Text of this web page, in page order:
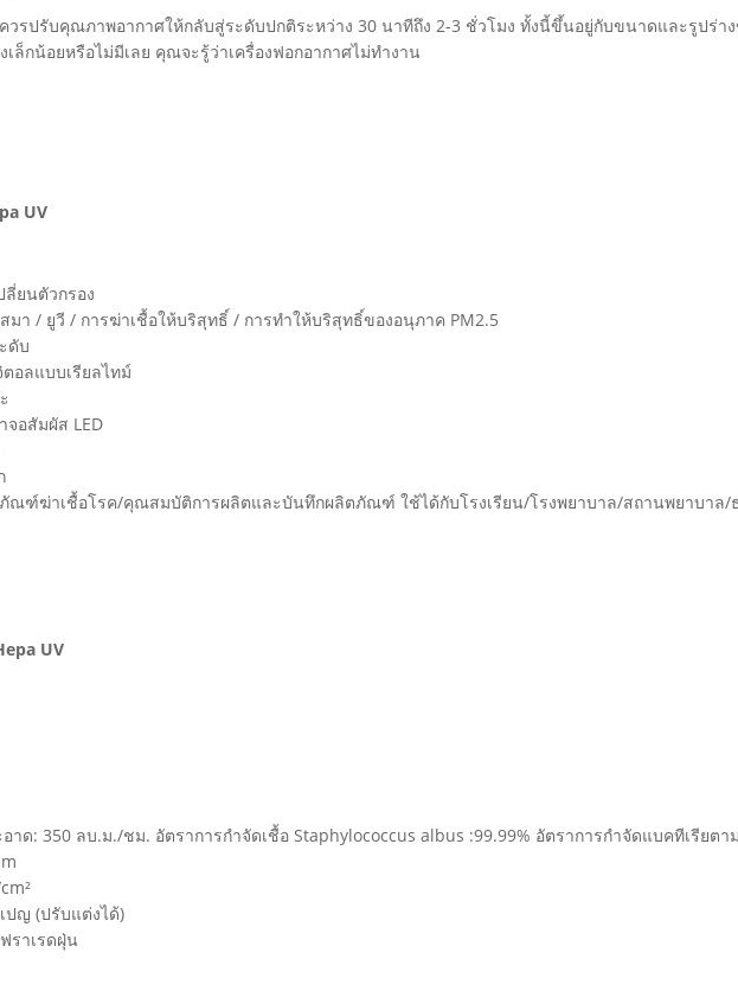
รปรับคุณภาพอากาศให้กลับสู่ระดับปกติระหว่าง 30 นาทีถึง 2-3 ชั่วโมง ทั้งนี้ขึ้นอยู่กับขนาดและรูปร่าง
ล็กน้อยหรือไม่มีเลย คุณจะรู้ว่าเครื่องฟอกอากาศไม่ทำงาน
UV
ลี่ยนตัวกรอง
มา / ยูวี / การฆ่าเชื้อให้บริสุทธิ์ / การทำให้บริสุทธิ์ของอนุภาค PM2.5
ดับ
อลแบบเรียลไทม์
อสัมผัส LED
ณฑ์ฆ่าเชื้อโรค/คุณสมบัติการผลิตและบันทึกผลิตภัณฑ์ ใช้ได้กับโรงเรียน/โรงพยาบาล/สถานพยาบาล/
UV
ด: 350 ลบ.ม./ชม. อัตราการกำจัดเชื้อ Staphylococcus albus :99.99% อัตราการกำจัดแบคทีเรียตา
ปญ (ปรับแต่งได้)
ราเรดฝุ่น